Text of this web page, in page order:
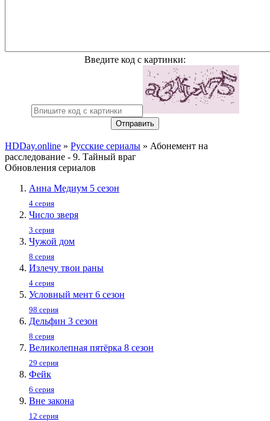
Введите код с картинки:
Отправить
HDDay.online » Русские сериалы » Абонемент на
расследование - 9. Тайный враг
Обновления сериалов
Анна Медиум 5 сезон
4 серия
Число зверя
3 серия
Чужой дом
8 серия
Излечу твои раны
4 серия
Условный мент 6 сезон
98 серия
Дельфин 3 сезон
8 серия
Великолепная пятёрка 8 сезон
29 серия
Фейк
6 серия
Вне закона
12 серия